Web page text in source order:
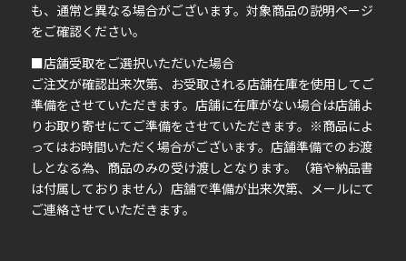
も、通常と異なる場合がございます。対象商品の説明ページ
をご確認ください。
■店舗受取をご選択いただいた場合
ご注文が確認出来次第、お受取される店舗在庫を使用してご
準備をさせていただきます。店舗に在庫がない場合は店舗よ
りお取り寄せにてご準備をさせていただきます。※商品によ
ってはお時間いただく場合がございます。店舗準備でのお渡
しとなる為、商品のみの受け渡しとなります。（箱や納品書
は付属しておりません）店舗で準備が出来次第、メールにて
ご連絡させていただきます。